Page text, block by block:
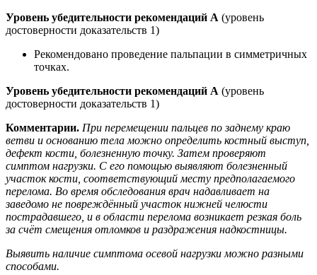
Уровень убедительности рекомендаций А (уровень
достоверности доказательств 1)
Рекомендовано проведение пальпации в симметричных
точках.
Уровень убедительности рекомендаций А (уровень
достоверности доказательств 1)
Комментарии. При перемещении пальцев по заднему краю
ветви и основанию тела можно определить костный выступ,
дефект кости, болезненную точку. Затем проверяют
симптом нагрузки. С его помощью выявляют болезненный
участок кости, соответствующий месту предполагаемого
перелома. Во время обследования врач надавливает на
заведомо не повреждённый участок нижней челюсти
пострадавшего, и в области перелома возникает резкая боль
за счёт смещения отломков и раздражения надкостницы.
Выявить наличие симптома осевой нагрузки можно разными
способами.